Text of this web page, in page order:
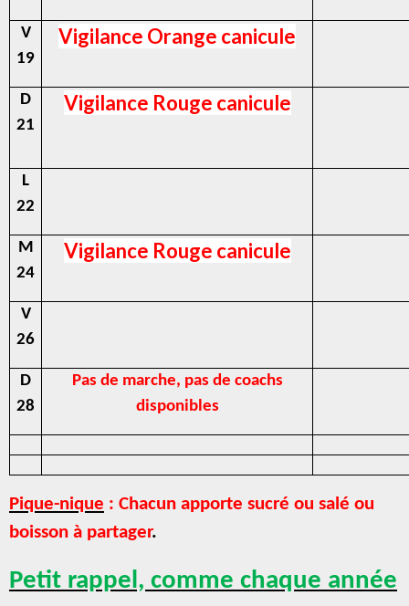
V
19
Vigilance Orange canicule
D
21
Vigilance Rouge canicule
L
22
M
24
Vigilance Rouge canicule
V
26
D
28
Pas de marche, pas de coachs
disponibles
Pique-nique : Chacun apporte sucré ou salé ou
boisson à partager.
Petit rappel, comme chaque année